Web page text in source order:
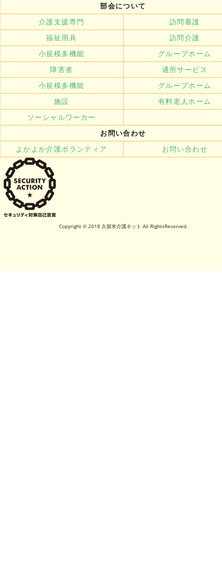
部会について
介護支援専門
訪問看護
福祉用具
訪問介護
小規模多機能
グループホーム
障害者
通所サービス
小規模多機能
グループホーム
施設
有料老人ホーム
ソーシャルワーカー
お問い合わせ
よかよか介護ボランティア
お問い合わせ
Copyright © 2018 久留米介護ネット All RightsReserved.